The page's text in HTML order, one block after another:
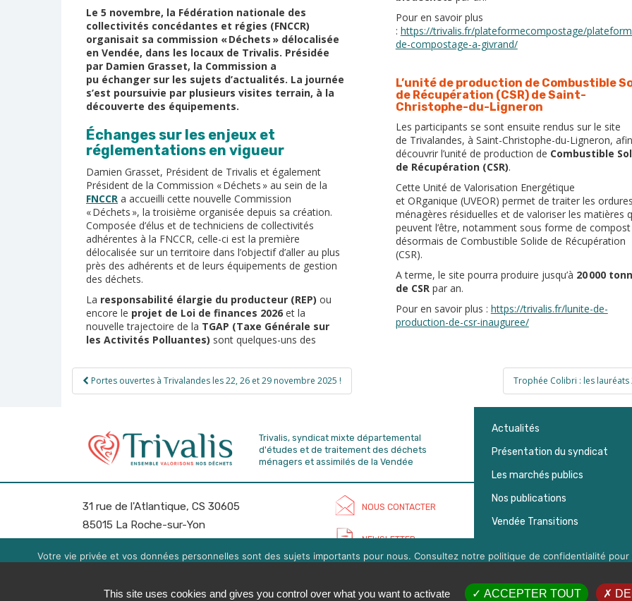
Le 5 novembre, la Fédération nationale des
collectivités concédantes et régies (FNCCR)
organisait sa commission « Déchets » délocalisée
en Vendée, dans les locaux de Trivalis. Présidée
par Damien Grasset, la Commission a
pu échanger sur les sujets d’actualités. La journée
s’est poursuivie par plusieurs visites terrain, à la
découverte des équipements.
Échanges sur les enjeux et
réglementations en vigueur
Damien Grasset, Président de Trivalis et également
Président de la Commission « Déchets » au sein de la
FNCCR a accueilli cette nouvelle Commission
« Déchets », la troisième organisée depuis sa création.
Composée d’élus et de techniciens de collectivités
adhérentes à la FNCCR, celle-ci est la première
délocalisée sur un territoire dans l’objectif d’aller au plus
près des adhérents et de leurs équipements de gestion
des déchets.
La responsabilité élargie du producteur (REP) ou
encore le projet de Loi de finances 2026 et la
nouvelle trajectoire de la TGAP (Taxe Générale sur
les Activités Polluantes) sont quelques-uns des
Pour en savoir plus
: https://trivalis.fr/plateformecompostage/
de-compostage-a-givrand/
L’unité de production de Combustible
de Récupération (CSR) de Saint-
Christophe-du-Ligneron
Les participants se sont ensuite rendus sur le site
de Trivalandes, à Saint-Christophe-du-Ligneron,
découvrir l’unité de production de Combustible
de Récupération (CSR).
Cette Unité de Valorisation Energétique
et ORganique (UVEOR) permet de traiter les ordures
ménagères résiduelles et de valoriser les matières
peuvent l’être, notamment sous forme de
désormais de Combustible Solide de Récupération
(CSR).
A terme, le site pourra produire jusqu’à 20 000
de CSR par an.
Pour en savoir plus : https://trivalis.fr/lunite-de-
production-de-csr-inauguree/
Navigation
de
Portes ouvertes à Trivalandes les 22, 26 et 29 novembre 2025 ! Trophée Colibri : les lauréats
Trivalis, syndicat mixte départemental
d'études et de traitement des déchets
ménagers et assimilés de la Vendée
31 rue de l'Atlantique, CS 30605
85015 La Roche-sur-Yon
NOUS CONTACTER
NEWSLETTER
Actualités
Présentation du syndicat
Les marchés publics
Nos publications
Vendée Transitions
Politique de sécurité des données
Cookies
Votre vie privée et vos données personnelles sont des sujets importants pour nous. Consultez notre politique de confidentialité
OK EN SAVOIR PLUS
This site uses cookies and gives you control over what you want to activate
ACCEPTER TOUT